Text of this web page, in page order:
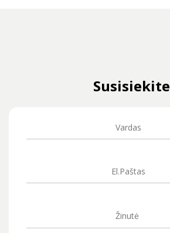
Susisiekite